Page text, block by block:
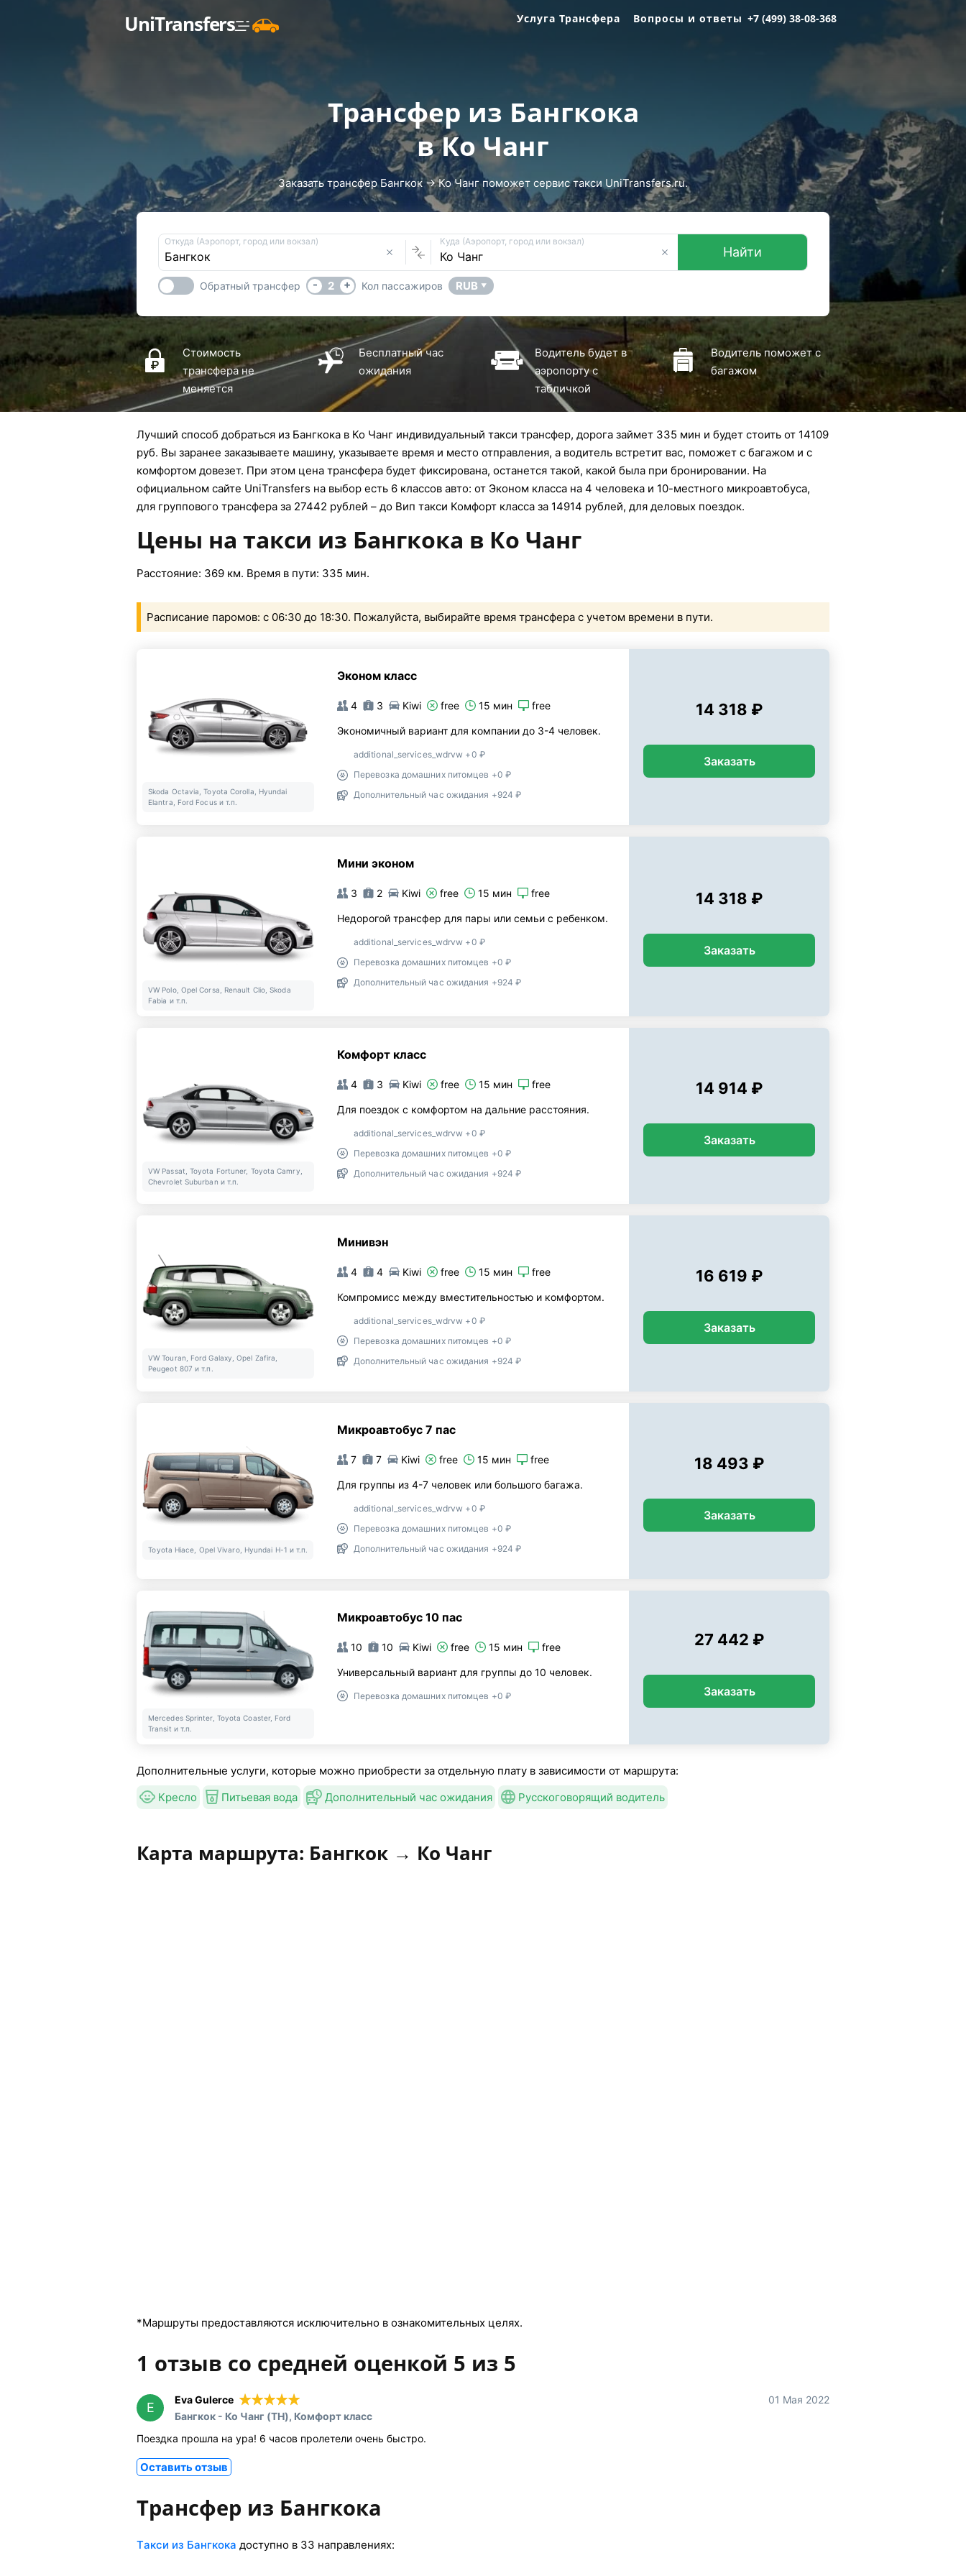
UniTransfers Услуга Трансфера Вопросы и ответы +7 (499) 38-08-368
Трансфер из Бангкока
в Ко Чанг
Заказать трансфер Бангкок → Ко Чанг поможет сервис такси UniTransfers.ru.
Откуда (Аэропорт, город или вокзал) Куда (Аэропорт, город или вокзал)
Найти
Обратный трансфер - 2 + Кол пассажиров RUB ▼
Стоимость
трансфера не
меняется
Бесплатный час
ожидания
Водитель будет в
аэропорту с
табличкой
Водитель поможет с
багажом
Лучший способ добраться из Бангкока в Ко Чанг индивидуальный такси трансфер, дорога займет 335 мин и будет стоить от 14109
руб. Вы заранее заказываете машину, указываете время и место отправления, а водитель встретит вас, поможет с багажом и с
комфортом довезет. При этом цена трансфера будет фиксирована, останется такой, какой была при бронировании. На
официальном сайте UniTransfers на выбор есть 6 классов авто: от Эконом класса на 4 человека и 10-местного микроавтобуса,
для группового трансфера за 27442 рублей – до Вип такси Комфорт класса за 14914 рублей, для деловых поездок.
Цены на такси из Бангкока в Ко Чанг
Расстояние: 369 км. Время в пути: 335 мин.
Расписание паромов: с 06:30 до 18:30. Пожалуйста, выбирайте время трансфера с учетом времени в пути.
Skoda Octavia, Toyota Corolla, Hyundai
Elantra, Ford Focus и т.п.
Эконом класс
4 3 Kiwi free 15 мин free
Экономичный вариант для компании до 3-4 человек.
additional_services_wdrvw +0 ₽
Перевозка домашних питомцев +0 ₽
Дополнительный час ожидания +924 ₽
14 318 ₽
Заказать
VW Polo, Opel Corsa, Renault Clio, Skoda
Fabia и т.п.
Мини эконом
3 2 Kiwi free 15 мин free
Недорогой трансфер для пары или семьи с ребенком.
additional_services_wdrvw +0 ₽
Перевозка домашних питомцев +0 ₽
Дополнительный час ожидания +924 ₽
14 318 ₽
Заказать
VW Passat, Toyota Fortuner, Toyota Camry,
Chevrolet Suburban и т.п.
Комфорт класс
4 3 Kiwi free 15 мин free
Для поездок с комфортом на дальние расстояния.
additional_services_wdrvw +0 ₽
Перевозка домашних питомцев +0 ₽
Дополнительный час ожидания +924 ₽
14 914 ₽
Заказать
VW Touran, Ford Galaxy, Opel Zafira,
Peugeot 807 и т.п.
Минивэн
4 4 Kiwi free 15 мин free
Компромисс между вместительностью и комфортом.
additional_services_wdrvw +0 ₽
Перевозка домашних питомцев +0 ₽
Дополнительный час ожидания +924 ₽
16 619 ₽
Заказать
Toyota Hiace, Opel Vivaro, Hyundai H-1 и т.п.
Микроавтобус 7 пас
7 7 Kiwi free 15 мин free
Для группы из 4-7 человек или большого багажа.
additional_services_wdrvw +0 ₽
Перевозка домашних питомцев +0 ₽
Дополнительный час ожидания +924 ₽
18 493 ₽
Заказать
Mercedes Sprinter, Toyota Coaster, Ford
Transit и т.п.
Микроавтобус 10 пас
10 10 Kiwi free 15 мин free
Универсальный вариант для группы до 10 человек.
Перевозка домашних питомцев +0 ₽
27 442 ₽
Заказать
Дополнительные услуги, которые можно приобрести за отдельную плату в зависимости от маршрута:
Кресло
Питьевая вода Дополнительный час ожидания Русскоговорящий водитель
Карта маршрута: Бангкок → Ко Чанг
*Маршруты предоставляются исключительно в ознакомительных целях.
1 отзыв со средней оценкой 5 из 5
E
Eva Gulerce
01 Мая 2022
Бангкок - Ко Чанг (TH), Комфорт класс
Поездка прошла на ура! 6 часов пролетели очень быстро.
Оставить отзыв
Трансфер из Бангкока
Tакси из Бангкока доступно в 33 направлениях: